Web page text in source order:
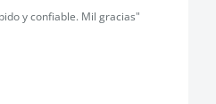
y confiable. Mil gracias"